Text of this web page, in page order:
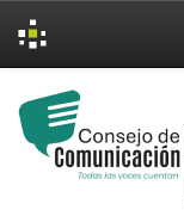
navigation